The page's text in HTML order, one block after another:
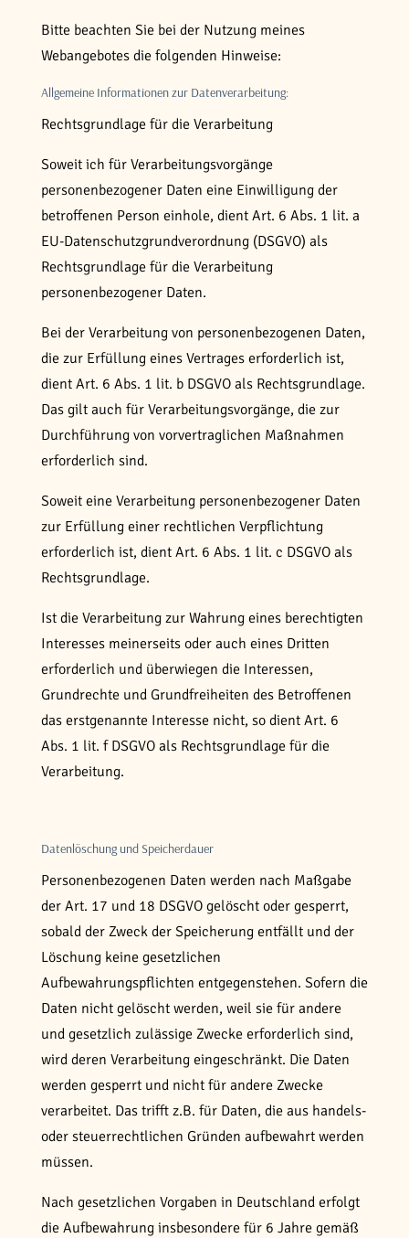
Bitte beachten Sie bei der Nutzung meines
Webangebotes die folgenden Hinweise:
Allgemeine Informationen zur Datenverarbeitung:
Rechtsgrundlage für die Verarbeitung
Soweit ich für Verarbeitungsvorgänge
personenbezogener Daten eine Einwilligung der
betroffenen Person einhole, dient Art. 6 Abs. 1 lit. a
EU-Datenschutzgrundverordnung (DSGVO) als
Rechtsgrundlage für die Verarbeitung
personenbezogener Daten.
Bei der Verarbeitung von personenbezogenen Daten,
die zur Erfüllung eines Vertrages erforderlich ist,
dient Art. 6 Abs. 1 lit. b DSGVO als Rechtsgrundlage.
Das gilt auch für Verarbeitungsvorgänge, die zur
Durchführung von vorvertraglichen Maßnahmen
erforderlich sind.
Soweit eine Verarbeitung personenbezogener Daten
zur Erfüllung einer rechtlichen Verpflichtung
erforderlich ist, dient Art. 6 Abs. 1 lit. c DSGVO als
Rechtsgrundlage.
Ist die Verarbeitung zur Wahrung eines berechtigten
Interesses meinerseits oder auch eines Dritten
erforderlich und überwiegen die Interessen,
Grundrechte und Grundfreiheiten des Betroffenen
das erstgenannte Interesse nicht, so dient Art. 6
Abs. 1 lit. f DSGVO als Rechtsgrundlage für die
Verarbeitung.
Datenlöschung und Speicherdauer
Personenbezogenen Daten werden nach Maßgabe
der Art. 17 und 18 DSGVO gelöscht oder gesperrt,
sobald der Zweck der Speicherung entfällt und der
Löschung keine gesetzlichen
Aufbewahrungspflichten entgegenstehen. Sofern die
Daten nicht gelöscht werden, weil sie für andere
und gesetzlich zulässige Zwecke erforderlich sind,
wird deren Verarbeitung eingeschränkt. Die Daten
werden gesperrt und nicht für andere Zwecke
verarbeitet. Das trifft z.B. für Daten, die aus handels-
oder steuerrechtlichen Gründen aufbewahrt werden
müssen.
Nach gesetzlichen Vorgaben in Deutschland erfolgt
die Aufbewahrung insbesondere für 6 Jahre gemäß